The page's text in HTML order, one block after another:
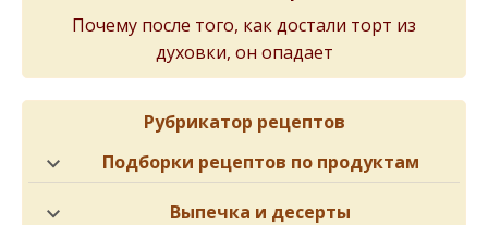
Почему после того, как достали торт из
духовки, он опадает
Рубрикатор рецептов
Подборки рецептов по продуктам
Выпечка и десерты